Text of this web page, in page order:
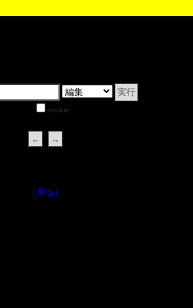
cookie
［戻る］